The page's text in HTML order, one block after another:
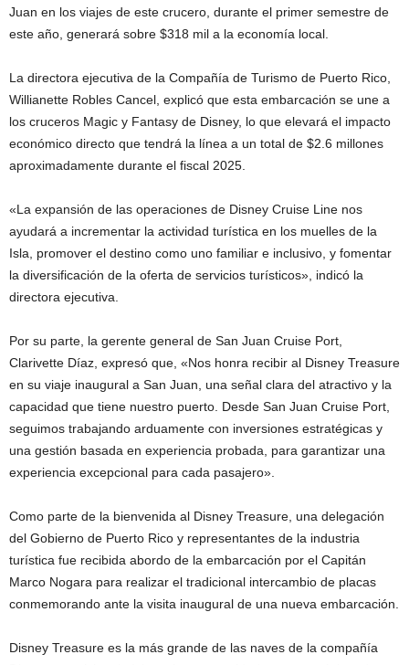
Juan en los viajes de este crucero, durante el primer semestre de
este año, generará sobre $318 mil a la economía local.
La directora ejecutiva de la Compañía de Turismo de Puerto Rico,
Willianette Robles Cancel, explicó que esta embarcación se une a
los cruceros Magic y Fantasy de Disney, lo que elevará el impacto
económico directo que tendrá la línea a un total de $2.6 millones
aproximadamente durante el fiscal 2025.
«La expansión de las operaciones de Disney Cruise Line nos
ayudará a incrementar la actividad turística en los muelles de la
Isla, promover el destino como uno familiar e inclusivo, y fomentar
la diversificación de la oferta de servicios turísticos», indicó la
directora ejecutiva.
Por su parte, la gerente general de San Juan Cruise Port,
Clarivette Díaz, expresó que, «Nos honra recibir al Disney Treasure
en su viaje inaugural a San Juan, una señal clara del atractivo y la
capacidad que tiene nuestro puerto. Desde San Juan Cruise Port,
seguimos trabajando arduamente con inversiones estratégicas y
una gestión basada en experiencia probada, para garantizar una
experiencia excepcional para cada pasajero».
Como parte de la bienvenida al Disney Treasure, una delegación
del Gobierno de Puerto Rico y representantes de la industria
turística fue recibida abordo de la embarcación por el Capitán
Marco Nogara para realizar el tradicional intercambio de placas
conmemorando ante la visita inaugural de una nueva embarcación.
Disney Treasure es la más grande de las naves de la compañía